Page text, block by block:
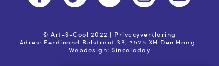
© Art-S-Cool 2022 | Privacyverklaring
Adres: Ferdinand Bolstraat 33, 2525 XH Den Haag |
Webdesign:SinceToday